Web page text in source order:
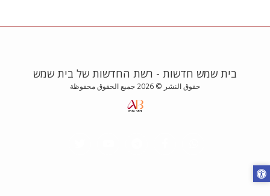
בית שמש חדשות - רשת החדשות של בית שמש
حقوق النشر © 2026 جميع الحقوق محفوظة